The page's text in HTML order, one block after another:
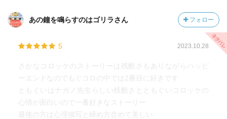
あの鐘を鳴らすのはゴリラさん フォロー
5 2023.10.28
さかなコロッケのストーリーは残酷さもありながらハッピ
ーエンドなのでもぐコロの中では2番目に好きです
ともぐいはナガノ先生らしい残酷さとともぐいコロッケの
心情が面白いので一番好きなストーリー
最後の方は心理描写と締め方含めて美しい